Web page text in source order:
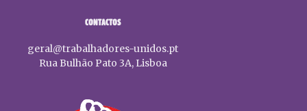
CONTACTOS
geral@trabalhadores-unidos.pt
Rua Bulhão Pato 3A, Lisboa